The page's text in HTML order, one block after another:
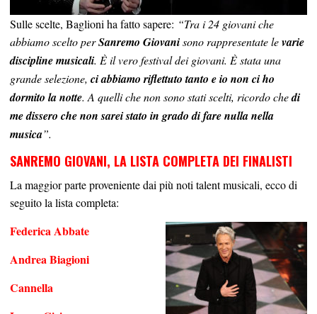
Sulle scelte, Baglioni ha fatto sapere: “Tra i 24 giovani che
abbiamo scelto perSanremo Giovanisono rappresentate levarie
discipline musicali. È il vero festival dei giovani. È stata una
grande selezione, ci abbiamo riflettuto tanto e io non ci ho
dormito la notte. A quelli che non sono stati scelti, ricordo chedi
me dissero che non sarei stato in grado di fare nulla nella
musica”.
SANREMO GIOVANI, LA LISTA COMPLETA DEI FINALISTI
La maggior parte proveniente dai più noti talent musicali, ecco di
seguito la lista completa:
Federica Abbate
Andrea Biagioni
Cannella